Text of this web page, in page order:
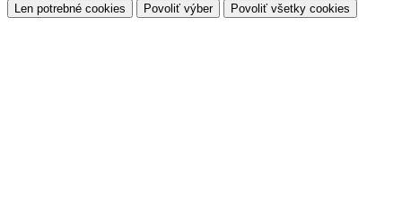
Len potrebné cookies
Povoliť výber Povoliť všetky cookies